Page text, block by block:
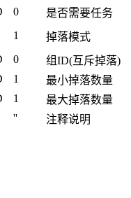
0
是否需要任务
1
掉落模式
0
组ID(互斥掉落)
1
最小掉落数量
1
最大掉落数量
'' 注释说明